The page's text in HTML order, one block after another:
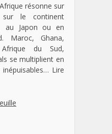
résonne sur
le continent
au Japon ou en
Maroc, Ghana,
du Sud,
se multiplient en
Lire